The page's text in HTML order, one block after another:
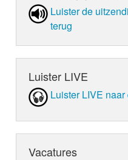
Luister de
terug
Luister LIVE
Luister LIVE naar
Vacatures